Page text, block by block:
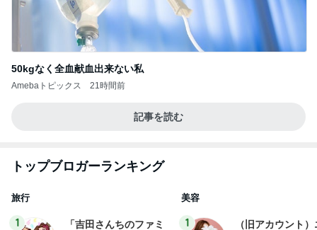
50kgなく全血献血出来ない私
Amebaトピックス 21時間前
記事を読む
トップブロガーランキング
旅行
1
「吉田さんちのファミ
美容
1
（旧アカウント